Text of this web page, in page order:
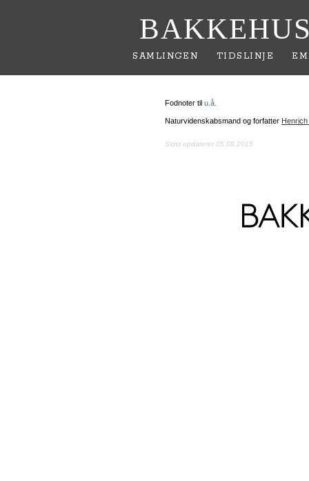
SAMLINGEN TIDSLINJE
Fodnoter til u.å.
Naturvidenskabsmand og forfatter
Sidst opdateret 05.08.2015